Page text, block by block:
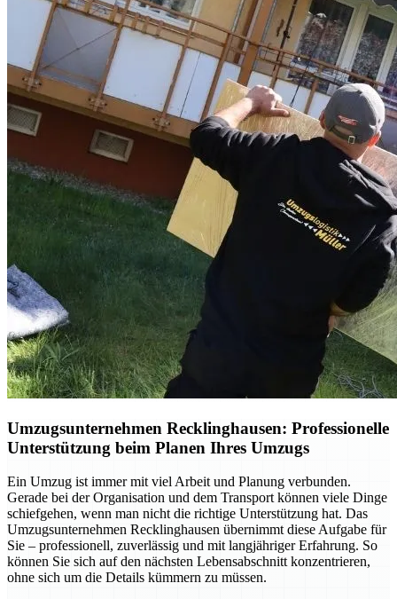
Umzugsunternehmen Recklinghausen: Professionelle
Unterstützung beim Planen Ihres Umzugs
Ein Umzug ist immer mit viel Arbeit und Planung verbunden.
Gerade bei der Organisation und dem Transport können viele Dinge
schiefgehen, wenn man nicht die richtige Unterstützung hat. Das
Umzugsunternehmen Recklinghausen übernimmt diese Aufgabe für
Sie – professionell, zuverlässig und mit langjähriger Erfahrung. So
können Sie sich auf den nächsten Lebensabschnitt konzentrieren,
ohne sich um die Details kümmern zu müssen.